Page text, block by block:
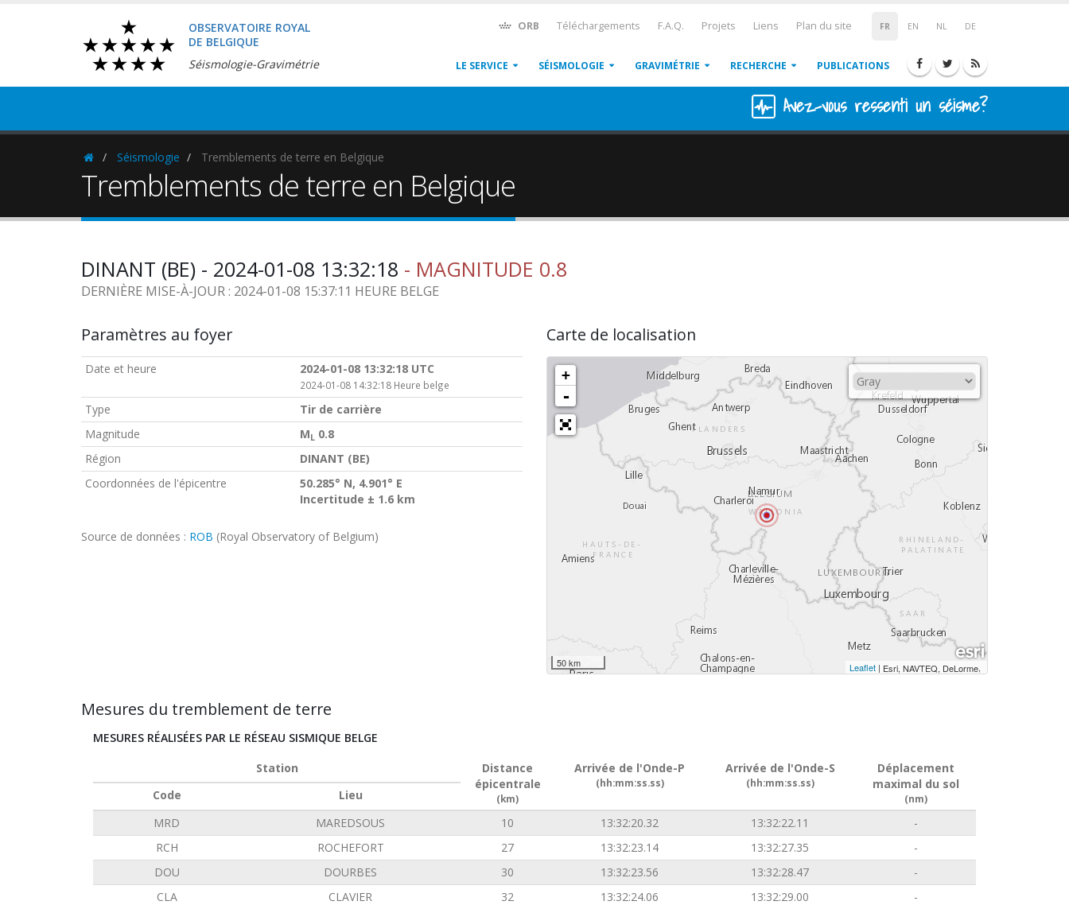
OBSERVATOIRE ROYAL
DE BELGIQUE
Séismologie-Gravimétrie
FR EN NL DE
ORB Téléchargements F.A.Q. Projets Liens Plan du site
LE SERVICE SÉISMOLOGIE GRAVIMÉTRIE RECHERCHE PUBLICATIONS
Avez-vous ressenti un séisme?
HomepageSéismologie Tremblements de terre en Belgique
Tremblements de terre en Belgique
DINANT (BE) - 2024-01-08 13:32:18 - MAGNITUDE 0.8
DERNIÈRE MISE-À-JOUR : 2024-01-08 15:37:11 HEURE BELGE
Paramètres au foyer
Date et heure 2024-01-08 13:32:18 UTC
2024-01-08 14:32:18 Heure belge
Type
Tir de carrière
Magnitude
ML 0.8
Région
DINANT (BE)
Coordonnées de l'épicentre
50.285° N, 4.901° E
Incertitude ± 1.6 km
Source de données : ROB (Royal Observatory of Belgium)
Carte de localisation
+
-
50 km Leaflet | Esri, NAVTEQ, DeLorme,
Mesures du tremblement de terre
MESURES RÉALISÉES PAR LE RÉSEAU SISMIQUE BELGE
Station
Distance
épicentrale
(km)
Arrivée de l'Onde-P
(hh:mm:ss.ss)
Arrivée de l'Onde-S
(hh:mm:ss.ss)
Déplacement
maximal du sol
(nm)
Code
Lieu
MRD
MAREDSOUS 10 13:32:20.32 13:32:22.11
-
RCH
ROCHEFORT 27 13:32:23.14 13:32:27.35
-
DOU
DOURBES 30 13:32:23.56 13:32:28.47
-
CLA
CLAVIER 32 13:32:24.06 13:32:29.00 -